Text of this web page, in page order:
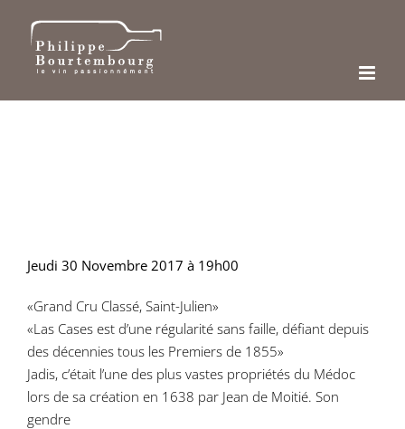
contenu
Jeudi 30 Novembre 2017 à 19h00
«Grand Cru Classé, Saint-Julien»
«Las Cases est d’une régularité sans faille, défiant depuis
des décennies tous les Premiers de 1855»
Jadis, c’était l’une des plus vastes propriétés du Médoc
lors de sa création en 1638 par Jean de Moitié. Son
gendre